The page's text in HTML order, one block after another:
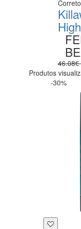
46.08€
Produtos
-30%